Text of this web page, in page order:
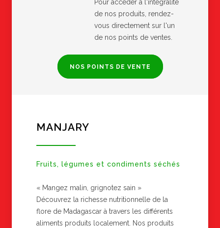
Pour accéder à l'intégralité
de nos produits, rendez-
vous directement sur l'un
de nos points de ventes.
NOS POINTS DE VENTE
MANJARY
Fruits, légumes et condiments séchés
« Mangez malin, grignotez sain »
Découvrez la richesse nutritionnelle de la
flore de Madagascar à travers les différents
aliments produits localement. Nos produits